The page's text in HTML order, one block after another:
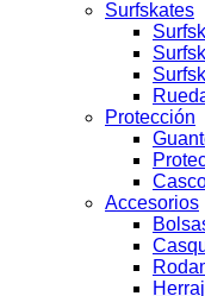
Surfskates
Protección
Accesorios